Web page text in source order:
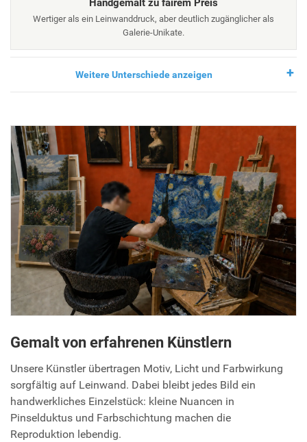
Handgemalt zu fairem Preis
Wertiger als ein Leinwanddruck, aber deutlich zugänglicher als
Galerie-Unikate.
Weitere Unterschiede anzeigen
Gemalt von erfahrenen Künstlern
Unsere Künstler übertragen Motiv, Licht und Farbwirkung
sorgfältig auf Leinwand. Dabei bleibt jedes Bild ein
handwerkliches Einzelstück: kleine Nuancen in
Pinselduktus und Farbschichtung machen die
Reproduktion lebendig.